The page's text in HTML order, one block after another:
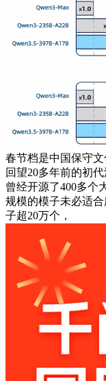
春节档是中国保守
回望20多年前的初
曾经开源了400多个
规模的模子未必适
子超20万个，